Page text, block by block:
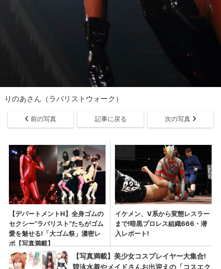
りのあさん（ラバリストウォーク）
前の写真 記事に戻る 次の写真